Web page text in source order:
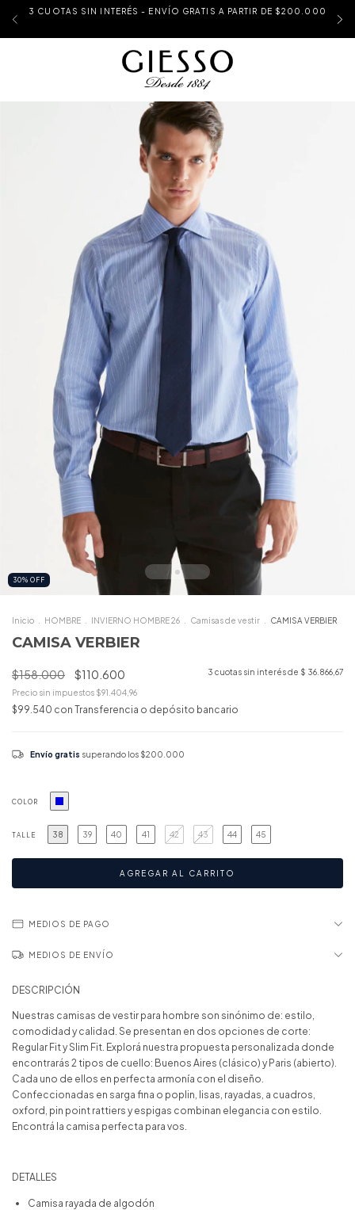
3 CUOTAS SIN INTERÉS - ENVÍO GRATIS A PARTIR DE $200.000
30% OFF
Inicio HOMBRE INVIERNO HOMBRE 26 Camisas de vestir CAMISA VERBIER
CAMISA VERBIER
$158.000 $110.600 3 cuotas sin interés de $ 36.866,67
Precio sin impuestos $91.404,96
$99.540 con Transferencia o depósito bancario
Envío gratis superando los $200.000
COLOR
TALLE 38 39 40 41 42 43 44 45
MEDIOS DE PAGO
MEDIOS DE ENVÍO
DESCRIPCIÓN
Nuestras camisas de vestir para hombre son sinónimo de: estilo,
comodidad y calidad. Se presentan en dos opciones de corte:
Regular Fit y Slim Fit. Explorá nuestra propuesta personalizada donde
encontrarás 2 tipos de cuello: Buenos Aires (clásico) y Paris (abierto).
Cada uno de ellos en perfecta armonía con el diseño.
Confeccionadas en sarga fina o poplin, lisas, rayadas, a cuadros,
oxford, pin point rattiers y espigas combinan elegancia con estilo.
Encontrá la camisa perfecta para vos.
DETALLES
Camisa rayada de algodón